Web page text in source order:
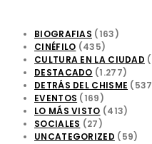
BIOGRAFIAS (163)
CINÉFILO (435)
CULTURA EN LA CIUDAD
DESTACADO (1.277)
DETRÁS DEL CHISME
EVENTOS (169)
LO MÁS VISTO (413)
SOCIALES (27)
UNCATEGORIZED (59)